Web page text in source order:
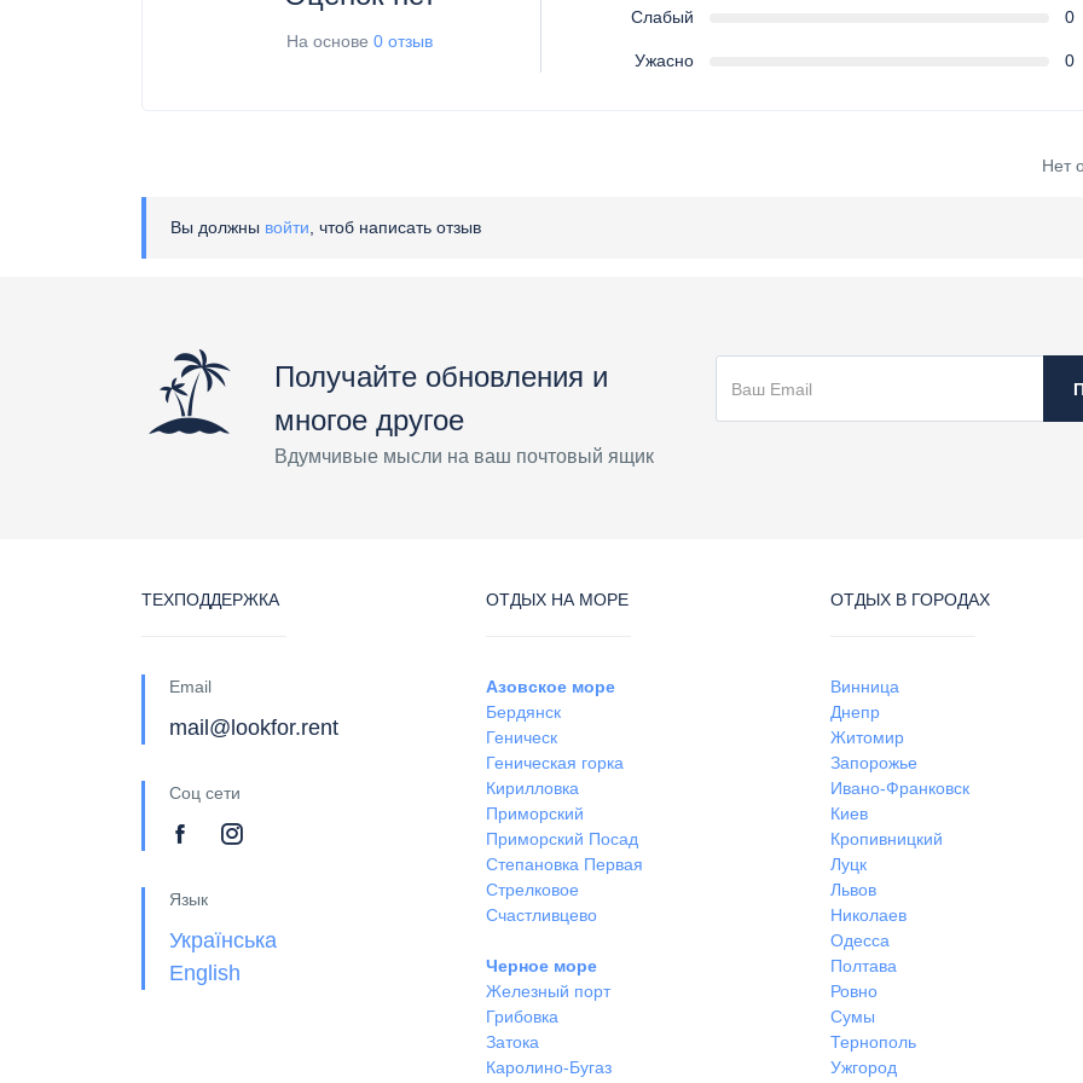
На основе0 отзыв
Слабый 0
Ужасно 0
Нет
Вы должны войти , чтоб написать отзыв
Получайте обновления и
многое другое
Вдумчивые мысли на ваш почтовый ящик
ТЕХПОДДЕРЖКА
Email
mail@lookfor.rent
Соц сети
Язык
Українська
English
ОТДЫХ НА МОРЕ
Азовское море
Бердянск
Геническ
Геническая горка
Кирилловка
Приморский
Приморский Посад
Степановка Первая
Стрелковое
Счастливцево
Черное море
Железный порт
Грибовка
Затока
Каролино-Бугаз
ОТДЫХ В ГОРОДАХ
Винница
Днепр
Житомир
Запорожье
Ивано-Франковск
Киев
Кропивницкий
Луцк
Львов
Николаев
Одесса
Полтава
Ровно
Сумы
Тернополь
Ужгород